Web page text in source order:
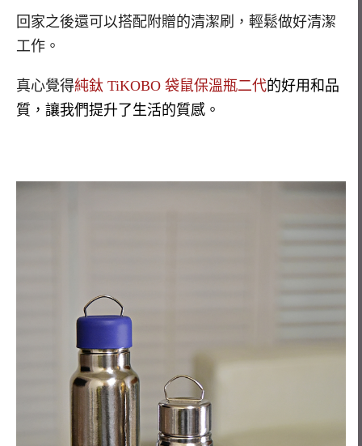
回家之後還可以搭配附贈的清潔刷，輕鬆做好清潔
工作。
真心覺得純鈦 TiKOBO 袋鼠保溫瓶二代的好用和品
質，讓我們提升了生活的質感。